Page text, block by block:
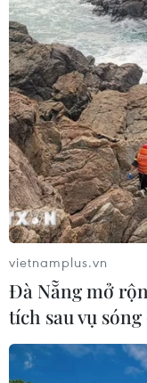
Mỹ: Bang
vắcxin
19/01/2021 06:52
Trong lá thư gửi
New York Andrew
chạy đua với dịch
không thể tăng
vietnamplus.vn
Đà Nẵng mở
tích sau vụ